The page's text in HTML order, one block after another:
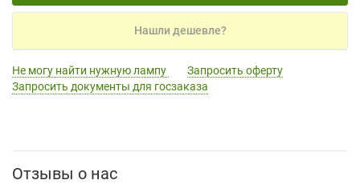
Нашли дешевле?
Не могу найти нужную лампу
Запросить оферту
Запросить документы для госзаказа
Отзывы о нас